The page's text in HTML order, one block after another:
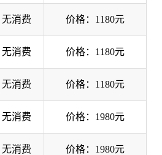
无消费 价格：1180元
无消费 价格：1180元
无消费 价格：1180元
无消费 价格：1980元
无消费 价格：1980元